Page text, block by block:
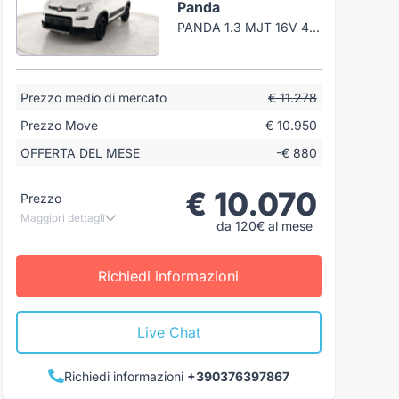
Panda
PANDA 1.3 MJT 16V 4X4 S&S 95CV MY18
Prezzo medio di mercato
€ 11.278
Prezzo Move
€ 10.950
OFFERTA DEL MESE
-€ 880
Prezzo
Maggiori dettagli € 10.070
da 120€ al mese
Richiedi informazioni
Live Chat
Richiedi informazioni +390376397867